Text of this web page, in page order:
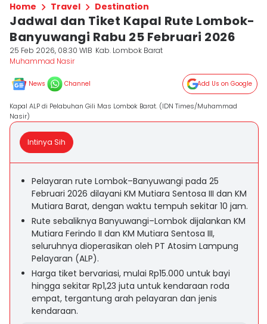
Home Travel Destination
Jadwal dan Tiket Kapal Rute Lombok-
Banyuwangi Rabu 25 Februari 2026
25 Feb 2026, 08:30 WIB Kab. Lombok Barat
Muhammad Nasir
News Channel Add Us on Google
Kapal ALP di Pelabuhan Gili Mas Lombok Barat. (IDN Times/Muhammad
Nasir)
Intinya Sih
Pelayaran rute Lombok–Banyuwangi pada 25
Februari 2026 dilayani KM Mutiara Sentosa III dan KM
Mutiara Barat, dengan waktu tempuh sekitar 10 jam.
Rute sebaliknya Banyuwangi–Lombok dijalankan KM
Mutiara Ferindo II dan KM Mutiara Sentosa III,
seluruhnya dioperasikan oleh PT Atosim Lampung
Pelayaran (ALP).
Harga tiket bervariasi, mulai Rp15.000 untuk bayi
hingga sekitar Rp1,23 juta untuk kendaraan roda
empat, tergantung arah pelayaran dan jenis
kendaraan.